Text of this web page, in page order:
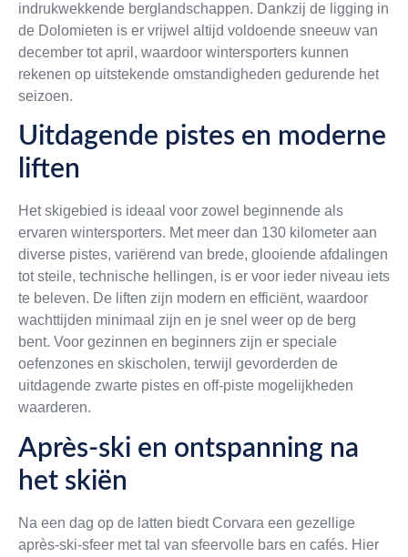
indrukwekkende berglandschappen. Dankzij de ligging in
de Dolomieten is er vrijwel altijd voldoende sneeuw van
december tot april, waardoor wintersporters kunnen
rekenen op uitstekende omstandigheden gedurende het
seizoen.
Uitdagende pistes en moderne
liften
Het skigebied is ideaal voor zowel beginnende als
ervaren wintersporters. Met meer dan 130 kilometer aan
diverse pistes, variërend van brede, glooiende afdalingen
tot steile, technische hellingen, is er voor ieder niveau iets
te beleven. De liften zijn modern en efficiënt, waardoor
wachttijden minimaal zijn en je snel weer op de berg
bent. Voor gezinnen en beginners zijn er speciale
oefenzones en skischolen, terwijl gevorderden de
uitdagende zwarte pistes en off-piste mogelijkheden
waarderen.
Après-ski en ontspanning na
het skiën
Na een dag op de latten biedt Corvara een gezellige
après-ski-sfeer met tal van sfeervolle bars en cafés. Hier